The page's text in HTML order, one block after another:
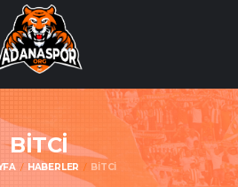
BITCI
HABERLER BITCI